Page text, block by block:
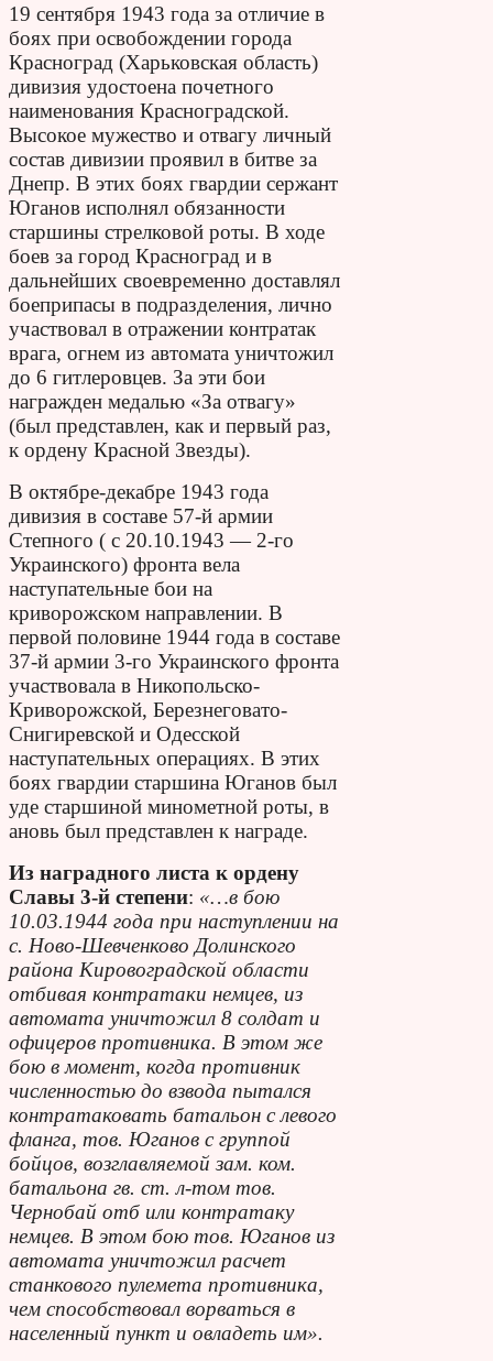
19 сентября 1943 года за отличие в
боях при освобождении города
Красноград (Харьковская область)
дивизия удостоена почетного
наименования Красноградской.
Высокое мужество и отвагу личный
состав дивизии проявил в битве за
Днепр. В этих боях гвардии сержант
Юганов исполнял обязанности
старшины стрелковой роты. В ходе
боев за город Красноград и в
дальнейших своевременно доставлял
боеприпасы в подразделения, лично
участвовал в отражении контратак
врага, огнем из автомата уничтожил
до 6 гитлеровцев. За эти бои
награжден медалью «За отвагу»
(был представлен, как и первый раз,
к ордену Красной Звезды).
В октябре-декабре 1943 года
дивизия в составе 57-й армии
Степного ( с 20.10.1943 — 2-го
Украинского) фронта вела
наступательные бои на
криворожском направлении. В
первой половине 1944 года в составе
37-й армии 3-го Украинского фронта
участвовала в Никопольско-
Криворожской, Березнеговато-
Снигиревской и Одесской
наступательных операциях. В этих
боях гвардии старшина Юганов был
уде старшиной минометной роты, в
ановь был представлен к награде.
Из наградного листа к ордену
Славы 3-й степени: «…в бою
10.03.1944 года при наступлении на
с. Ново-Шевченково Долинского
района Кировоградской области
отбивая контратаки немцев, из
автомата уничтожил 8 солдат и
офицеров противника. В этом же
бою в момент, когда противник
численностью до взвода пытался
контратаковать батальон с левого
фланга, тов. Юганов с группой
бойцов, возглавляемой зам. ком.
батальона гв. ст. л-том тов.
Чернобай отб или контратаку
немцев. В этом бою тов. Юганов из
автомата уничтожил расчет
станкового пулемета противника,
чем способствовал ворваться в
населенный пункт и овладеть им».